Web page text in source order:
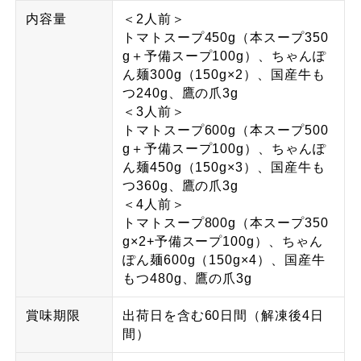
内容量
＜2人前＞
トマトスープ450g（本スープ350
g＋予備スープ100g）、ちゃんぽ
ん麺300g（150g×2）、国産牛も
つ240g、鷹の爪3g
＜3人前＞
トマトスープ600g（本スープ500
g＋予備スープ100g）、ちゃんぽ
ん麺450g（150g×3）、国産牛も
つ360g、鷹の爪3g
＜4人前＞
トマトスープ800g（本スープ350
g×2+予備スープ100g）、ちゃん
ぽん麺600g（150g×4）、国産牛
もつ480g、鷹の爪3g
賞味期限
出荷日を含む60日間（解凍後4日
間）